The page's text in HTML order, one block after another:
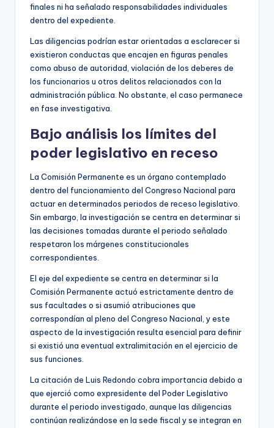
finales ni ha señalado responsabilidades individuales
dentro del expediente.
Las diligencias podrían estar orientadas a esclarecer si
existieron conductas que encajen en figuras penales
como abuso de autoridad, violación de los deberes de
los funcionarios u otros delitos relacionados con la
administración pública. No obstante, el caso permanece
en fase investigativa.
Bajo análisis los límites del
poder legislativo en receso
La Comisión Permanente es un órgano contemplado
dentro del funcionamiento del Congreso Nacional para
actuar en determinados periodos de receso legislativo.
Sin embargo, la investigación se centra en determinar si
las decisiones tomadas durante el periodo señalado
respetaron los márgenes constitucionales
correspondientes.
El eje del expediente se centra en determinar si la
Comisión Permanente actuó estrictamente dentro de
sus facultades o si asumió atribuciones que
correspondían al pleno del Congreso Nacional, y este
aspecto de la investigación resulta esencial para definir
si existió una eventual extralimitación en el ejercicio de
sus funciones.
La citación de Luis Redondo cobra importancia debido a
que ejerció como expresidente del Poder Legislativo
durante el periodo investigado, aunque las diligencias
continúan realizándose en la sede fiscal y se integran en